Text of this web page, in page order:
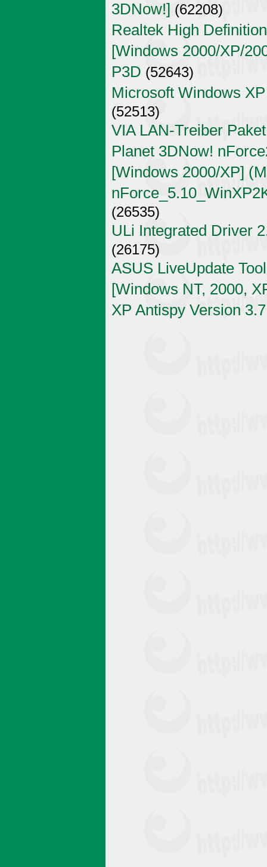
3DNow!] (62208)
Realtek High
[Windows 2000/XP/
P3D (52643)
Microsoft Windows
(52513)
VIA LAN-Treiber
Planet 3DNow!
[Windows 2000/XP]
(26535)
ULi Integrated Driver
(26175)
ASUS LiveUpdate
[Windows NT, 2000,
XP Antispy Version